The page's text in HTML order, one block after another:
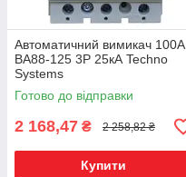
Автоматичний вимикач 100А
ВА88-125 3Р 25кА Techno
Systems
Готово до відправки
2 168,47 ₴ 2 258,82 ₴
Купити